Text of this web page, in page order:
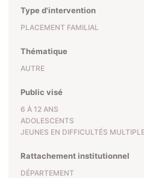
Type d'intervention
PLACEMENT FAMILIAL
Thématique
AUTRE
Public visé
6 À 12 ANS
ADOLESCENTS
JEUNES EN DIFFICULTÉS
Rattachement institutionnel
DÉPARTEMENT